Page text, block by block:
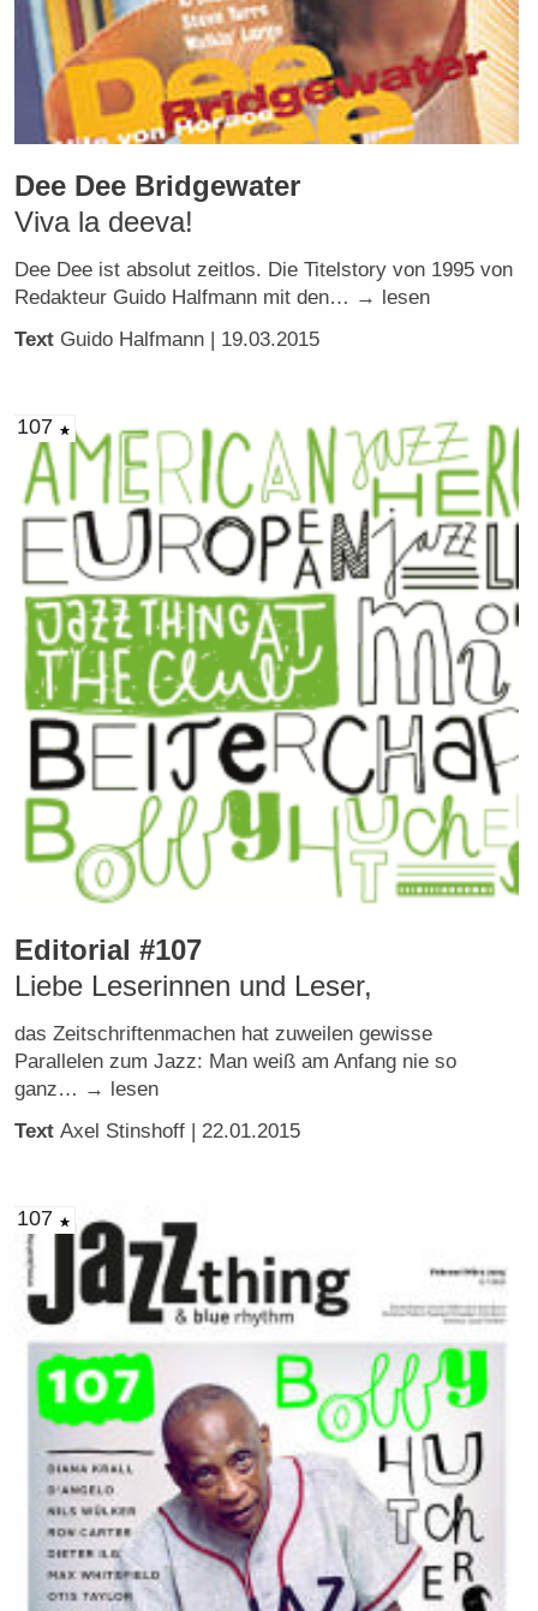
Dee Dee Bridgewater
Viva la deeva!
Dee Dee ist absolut zeitlos. Die Titelstory von 1995 von
Redakteur Guido Halfmann mit den… → lesen
Text Guido Halfmann | 19.03.2015
107
Editorial #107
Liebe Leserinnen und Leser,
das Zeitschriftenmachen hat zuweilen gewisse
Parallelen zum Jazz: Man weiß am Anfang nie so
ganz… → lesen
Text Axel Stinshoff | 22.01.2015
107